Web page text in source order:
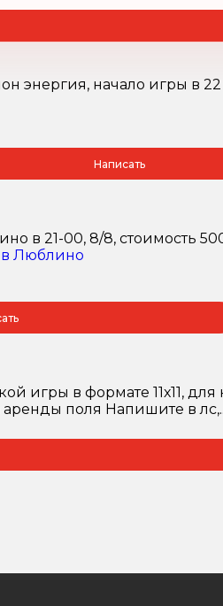
энергия, начало игры в
Написать
в 21-00, 8/8, стоимость
Люблино
игры в формате 11х11, для
поля Напишите в